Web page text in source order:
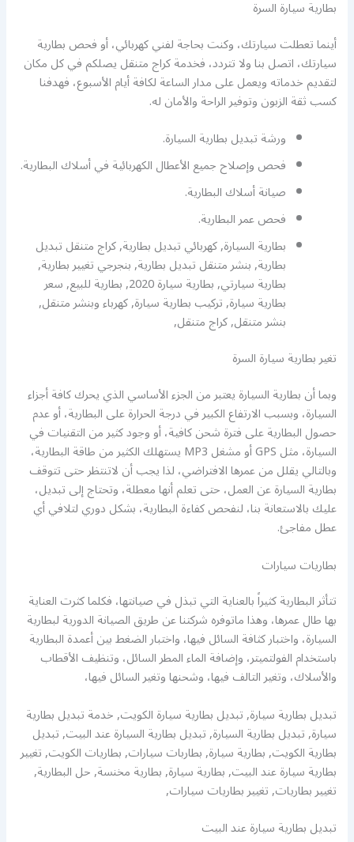
بطارية سيارة السرة
أينما تعطلت سيارتك، وكنت بحاجة لفني كهربائي، أو فحص بطارية
سيارتك، اتصل بنا ولا تتردد، فخدمة كراج متنقل يصلكم في كل مكان
لتقديم خدماته ويعمل على مدار الساعة لكافة أيام الأسبوع، فهدفنا
كسب ثقة الزبون وتوفير الراحة والأمان له.
ورشة تبديل بطارية السيارة.
فحص وإصلاح جميع الأعطال الكهربائية في أسلاك البطارية.
صيانة أسلاك البطارية.
فحص عمر البطارية.
بطارية السيارة, كهربائي تبديل بطارية, كراج متنقل تبديل
بطارية, بنشر متنقل تبديل بطارية, بنجرجي تغيير بطارية,
بطارية سيارتي, بطارية سيارة 2020, بطارية للبيع, سعر
بطارية سيارة, تركيب بطارية سيارة, كهرباء وبنشر متنقل,
بنشر متنقل, كراج متنقل,
تغير بطارية سيارة السرة
وبما أن بطارية السيارة يعتبر من الجزء الأساسي الذي يحرك كافة أجزاء
السيارة، وبسبب الارتفاع الكبير في درجة الحرارة على البطارية، أو عدم
حصول البطارية على فترة شحن كافية، أو وجود كثير من التقنيات في
السيارة، مثل GPS أو مشغل MP3 يستهلك الكثير من طاقة البطارية،
وبالتالي يقلل من عمرها الافتراضي، لذا يجب أن لاتنتظر حتى تتوقف
بطارية السيارة عن العمل، حتى تعلم أنها معطلة، وتحتاج إلى تبديل،
عليك بالاستعانة بنا، لنفحص كفاءة البطارية، بشكل دوري لتلافي أي
عطل مفاجئ.
بطاريات سيارات
تتأثر البطارية كثيراً بالعناية التي تبذل في صيانتها، فكلما كثرت العناية
بها طال عمرها، وهذا ماتوفره شركتنا عن طريق الصيانة الدورية لبطارية
السيارة، واختبار كثافة السائل فيها، واختبار الضغط بين أعمدة البطارية
باستخدام الفولتميتر، وإضافة الماء المطر السائل، وتنظيف الأقطاب
والأسلاك، وتغير التالف فيها، وشحنها وتغير السائل فيها،
تبديل بطارية سيارة, تبديل بطارية سيارة الكويت, خدمة تبديل بطارية
سيارة, تبديل بطارية السيارة, تبديل بطارية السيارة عند البيت, تبديل
بطارية الكويت, بطارية سيارة, بطاربات سيارات, بطاريات الكويت, تغيير
بطارية سيارة عند البيت, بطارية سيارة, بطارية مخنسة, حل البطارية,
تغيير بطاريات, تغيير بطاريات سيارات,
تبديل بطارية سيارة عند البيت